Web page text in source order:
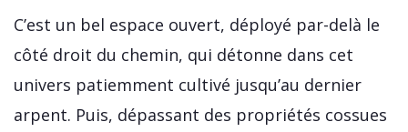
C’est un bel espace ouvert, déployé par-delà le
côté droit du chemin, qui détonne dans cet
univers patiemment cultivé jusqu’au dernier
arpent. Puis, dépassant des propriétés cossues